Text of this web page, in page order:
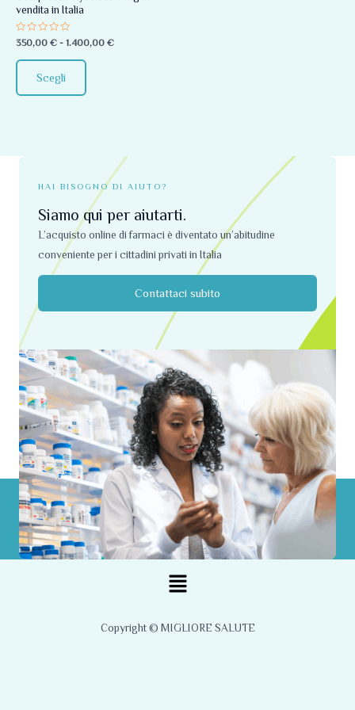
vendita in Italia
Valutato
0
su
5
350,00 € - 1.400,00 €
Scegli
scelte
del
HAI BISOGNO DI AIUTO?
Siamo qui per aiutarti.
L’acquisto online di farmaci è diventato un’abitudine
conveniente per i cittadini privati ​​in Italia
Contattaci subito
Menu
Copyright © MIGLIORE SALUTE